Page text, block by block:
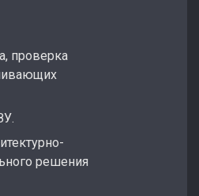
проверка
решения